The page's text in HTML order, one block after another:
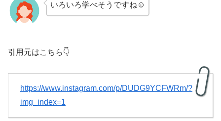
いろいろ学べそうですね☺
引用元はこちら👇
https://www.instagram.com/p/DUDG9YCFWRm/?
img_index=1